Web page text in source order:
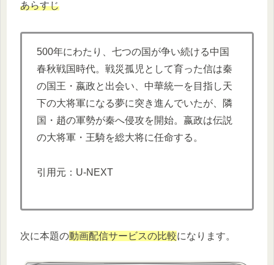
あらすじ
500年にわたり、七つの国が争い続ける中国
春秋戦国時代。戦災孤児として育った信は秦
の国王・嬴政と出会い、中華統一を目指し天
下の大将軍になる夢に突き進んでいたが、隣
国・趙の軍勢が秦へ侵攻を開始。嬴政は伝説
の大将軍・王騎を総大将に任命する。
引用元：U-NEXT
次に本題の動画配信サービスの比較になります。